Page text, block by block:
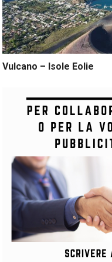
Vulcano – Isole Eolie